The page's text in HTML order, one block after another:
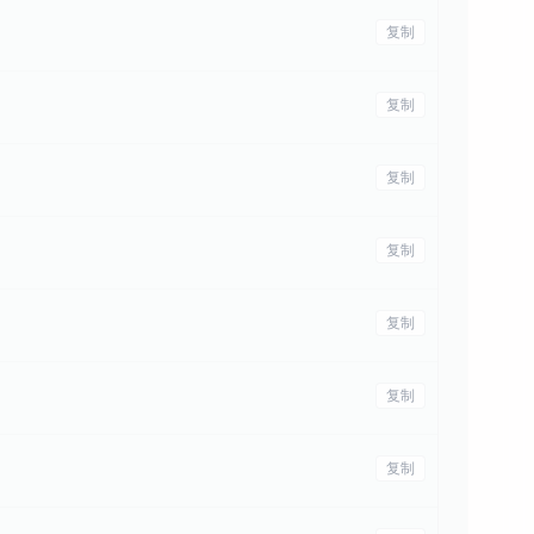
复制
复制
复制
复制
复制
复制
复制